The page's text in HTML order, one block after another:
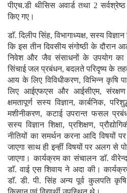
पीएच.डी थीसिस अवार्ड तथा 2
किए गए।
डाॅ. दिलीप सिंह, विभागाध्यक्ष, सस्य
कि इस तीन दिवसीय संगोष्ठी के दौरान
निवेश और जैव संसाधनों के उपयोग
सिंचाई जल प्रबंधन, बदलते परिदृष्य के
आय के लिए विविधीकरण, विभिन्न कृषि
लिए आईएफएस और आईसीएम,
क्षमतापूर्ण सस्य विज्ञान, कार्बनिक,
मशीनीकरण, कटाई उपरान्त फसल
सस्य विज्ञान शिक्षा, प्रशिक्षण,
नीतियों का समर्थन करना आदि विषयों
जाएगा साथ ही इन्हीं विषयों पर अलग से
जाएगा। कार्यक्रम का संचालन डाॅ.
डाॅ. वाई एस शिवाय ने अदा की।
डाॅ. डी. पी. सिंह अन्य पूर्व कुलपति